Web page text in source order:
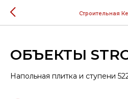
Строительная
ОБЪЕКТЫ
Напольная плитка и ступени